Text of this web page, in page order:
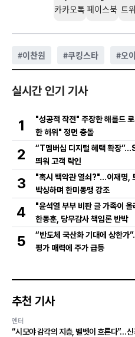
카카오톡 페이스북 트
#이찬원 #쿠킹스타 #오
실시간 인기 기사
1
"성공적 작전" 주장한 해롤드
한 허위" 정면 충돌
2
“T멤버십 디지털 혜택 확장
띄워 고객 락인
3
"혹시 백악관 열쇠?"…이재명,
박싱하며 한미동맹 강조
4
"윤석열 부부 비판 글 가족이
한동훈, 당무감사 책임론 반박
5
“반도체 국산화 기대에 상한가
평가 매력에 주가 급등
추천 기사
엔터
“시모야 감각의 지층, 벨벳이 흐른다”…